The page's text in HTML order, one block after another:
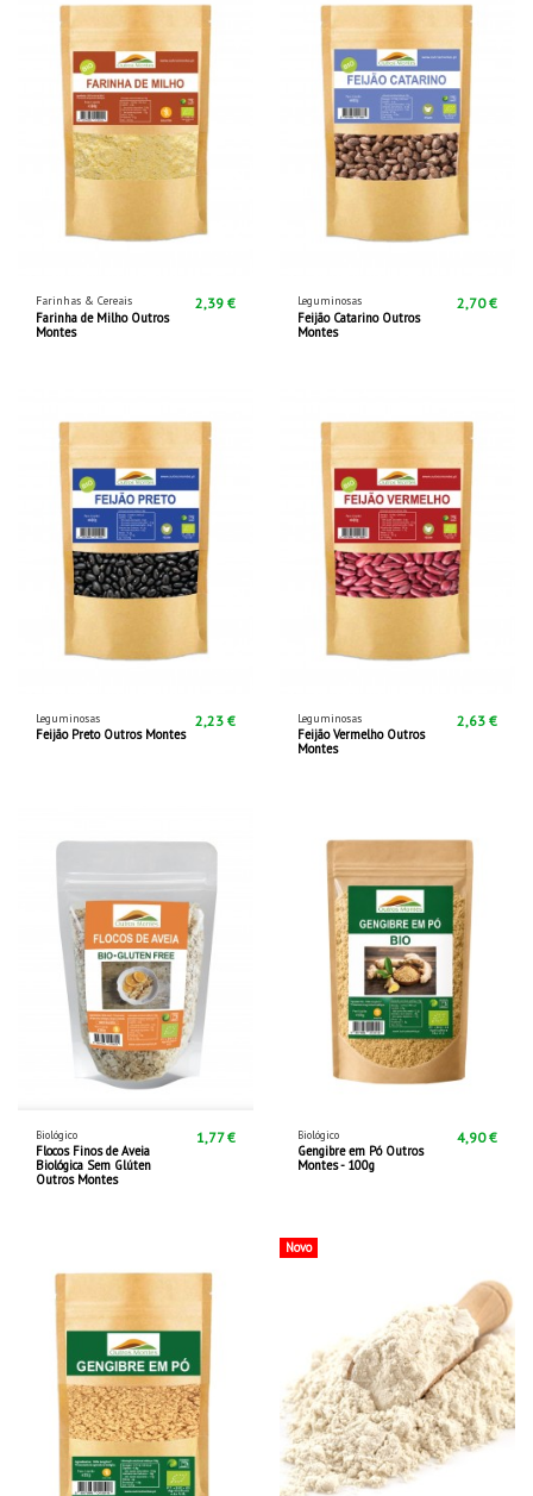
Farinhas & Cereais
Farinha de Milho Outros
Montes
2,39 € Leguminosas
Feijão Catarino Outros
Montes
2,70 €
Leguminosas
Feijão Preto Outros Montes
2,23 € Leguminosas
Feijão Vermelho Outros
Montes
2,63 €
Biológico
Flocos Finos de Aveia
Biológica Sem Glúten
Outros Montes
1,77 € Biológico
Gengibre em Pó Outros
Montes - 100g
4,90 €
Novo